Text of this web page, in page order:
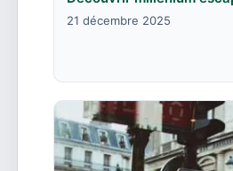
21 décembre 2025